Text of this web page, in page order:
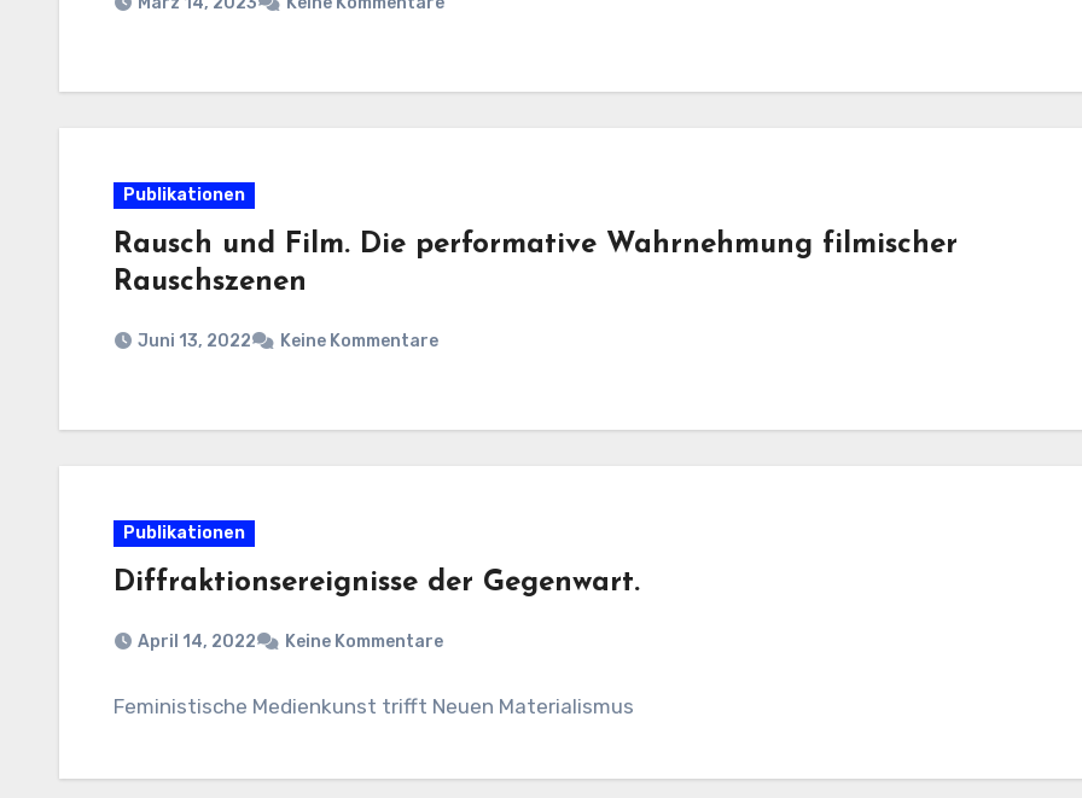
Publikationen
Rausch und Film. Die performative Wahrnehmung filmischer
Rauschszenen
Juni 13, 2022 Keine Kommentare
Publikationen
Diffraktionsereignisse der Gegenwart.
April 14, 2022 Keine Kommentare
Feministische Medienkunst trifft Neuen Materialismus